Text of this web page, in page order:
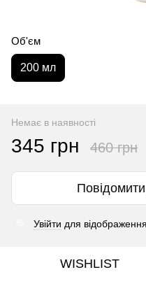
Об'єм
200 мл
Немає в наявності
345 грн 460 грн
Увійти для
WISHLIST